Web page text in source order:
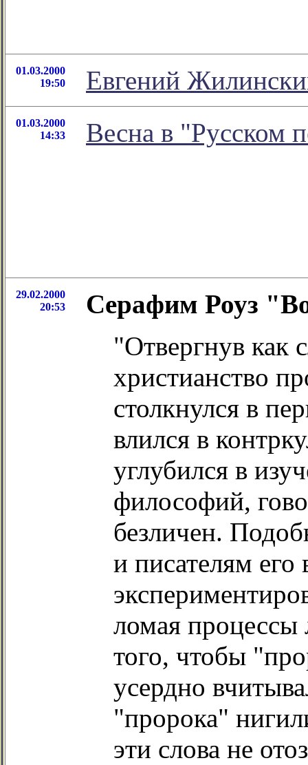
01.03.2000
19:50
Евгений
01.03.2000
14:33
Весна в "Русском
29.02.2000
20:53
Серафим Роуз
"Отвергнув как
христианство
столкнулся в
влился в
углубился в
философий,
безличен.
и писателям
ломая процессы
того, чтобы
усердно
"пророка"
эти слова не